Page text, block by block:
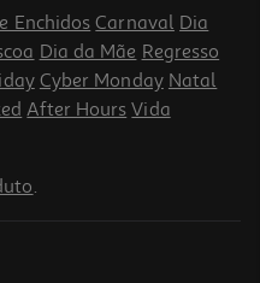
Enchidos Carnaval Dia
Dia da Mãe Regresso
Cyber Monday Natal
After Hours Vida
.